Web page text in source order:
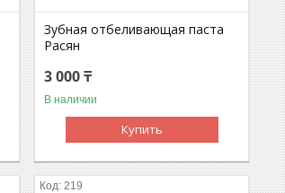
Зубная отбеливающая паста
Расян
3 000 ₸
В наличии
Купить
219